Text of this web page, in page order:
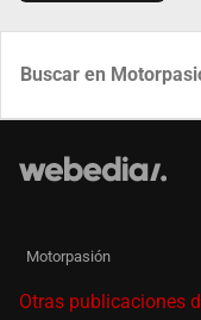
Motorpasión
Otras publicaciones